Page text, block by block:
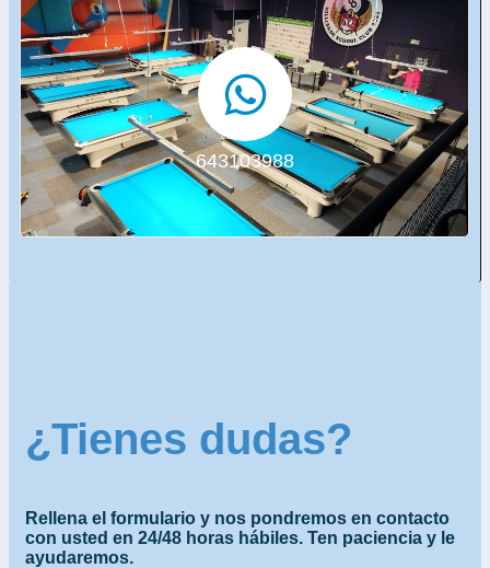
643103988
¿Tienes dudas?
Rellena el formulario y nos pondremos en contacto
con usted en 24/48 horas hábiles. Ten paciencia y le
ayudaremos.